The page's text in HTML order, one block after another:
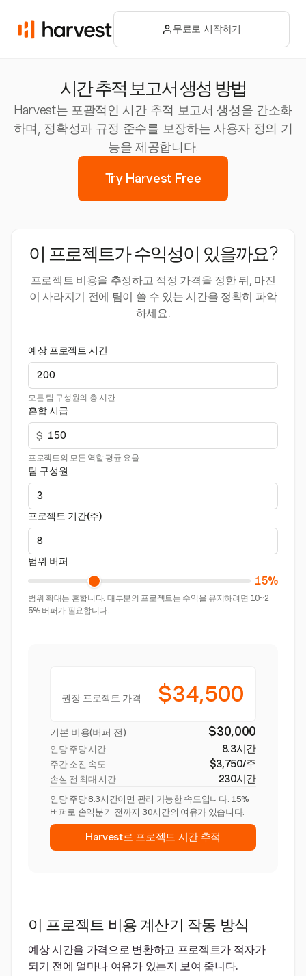
무료로 시작하기
시간 추적 보고서 생성 방법
Harvest는 포괄적인 시간 추적 보고서 생성을 간소화
하며, 정확성과 규정 준수를 보장하는 사용자 정의 기
능을 제공합니다.
Try Harvest Free
이 프로젝트가 수익성이 있을까요?
프로젝트 비용을 추정하고 적정 가격을 정한 뒤, 마진
이 사라지기 전에 팀이 쓸 수 있는 시간을 정확히 파악
하세요.
예상 프로젝트 시간
모든 팀 구성원의 총 시간
혼합 시급
$
프로젝트의 모든 역할 평균 요율
팀 구성원
프로젝트 기간(주)
범위 버퍼
15%
범위 확대는 흔합니다. 대부분의 프로젝트는 수익을 유지하려면 10~2
5% 버퍼가 필요합니다.
권장 프로젝트 가격 $34,500
기본 비용(버퍼 전) $30,000
인당 주당 시간 8.3시간
주간 소진 속도 $3,750/주
손실 전 최대 시간 230시간
인당 주당 8.3시간이면 관리 가능한 속도입니다. 15%
버퍼로 손익분기 전까지 30시간의 여유가 있습니다.
Harvest로 프로젝트 시간 추적
이 프로젝트 비용 계산기 작동 방식
예상 시간을 가격으로 변환하고 프로젝트가 적자가
되기 전에 얼마나 여유가 있는지 보여 줍니다.